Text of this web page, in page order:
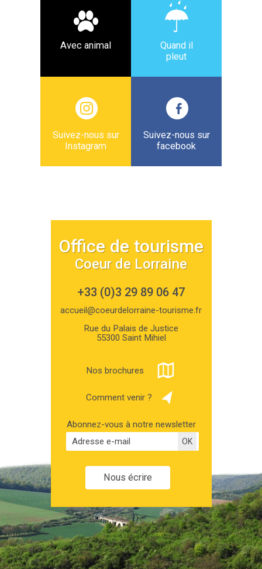
Avec animal
Quand il
pleut
Suivez-nous sur
Instagram
Suivez-nous sur
facebook
Office de tourisme
Coeur de Lorraine
+33 (0)3 29 89 06 47
accueil@coeurdelorraine-tourisme.fr
Rue du Palais de Justice
55300 Saint Mihiel
Nos brochures
Comment venir ?
Abonnez-vous à notre newsletter
Nous écrire